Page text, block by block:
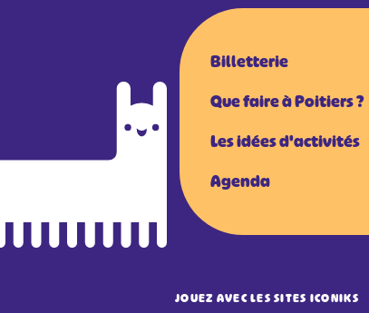
Billetterie
Que faire à Poitiers ?
Les idées d'activités
Agenda
JOUEZ AVEC LES SITES ICONIKS